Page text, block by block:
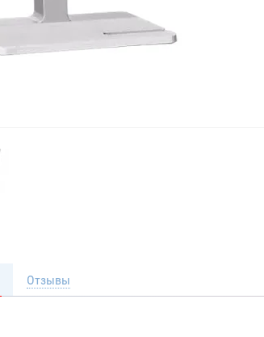
Отзывы